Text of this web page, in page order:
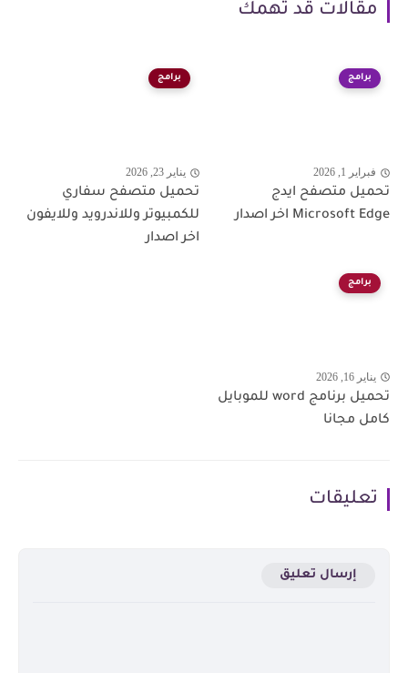
مقالات قد تهمك
برامج
فبراير 1, 2026
تحميل متصفح ايدج
Microsoft Edge اخر اصدار
برامج
يناير 23, 2026
تحميل متصفح سفاري
للكمبيوتر وللاندرويد وللايفون
اخر اصدار
برامج
يناير 16, 2026
تحميل برنامج word للموبايل
كامل مجانا
تعليقات
إرسال تعليق